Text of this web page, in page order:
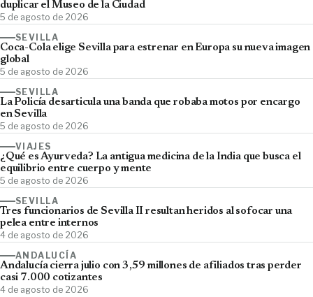
duplicar el Museo de la Ciudad
5 de agosto de 2026
SEVILLA
Coca-Cola elige Sevilla para estrenar en Europa su nueva imagen
global
5 de agosto de 2026
SEVILLA
La Policía desarticula una banda que robaba motos por encargo
en Sevilla
5 de agosto de 2026
VIAJES
¿Qué es Ayurveda? La antigua medicina de la India que busca el
equilibrio entre cuerpo y mente
5 de agosto de 2026
SEVILLA
Tres funcionarios de Sevilla II resultan heridos al sofocar una
pelea entre internos
4 de agosto de 2026
ANDALUCÍA
Andalucía cierra julio con 3,59 millones de afiliados tras perder
casi 7.000 cotizantes
4 de agosto de 2026